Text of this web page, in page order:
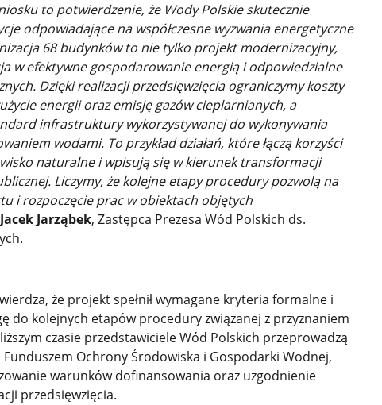
to potwierdzenie, że Wody Polskie skutecznie
odpowiadające na współczesne wyzwania energetyczne
68 budynków to nie tylko projekt modernizacyjny,
w efektywne gospodarowanie energią i odpowiedzialne
Dzięki realizacji przedsięwzięcia ograniczymy koszty
energii oraz emisję gazów cieplarnianych, a
infrastruktury wykorzystywanej do wykonywania
wodami. To przykład działań, które łączą korzyści
naturalne i wpisują się w kierunek transformacji
Liczymy, że kolejne etapy procedury pozwolą na
i rozpoczęcie prac w obiektach objętych
Jacek Jarząbek, Zastępca Prezesa Wód Polskich ds.
że projekt spełnił wymagane kryteria formalne i
do kolejnych etapów procedury związanej z przyznaniem
czasie przedstawiciele Wód Polskich przeprowadzą
Ochrony Środowiska i Gospodarki Wodnej,
warunków dofinansowania oraz uzgodnienie
przedsięwzięcia.